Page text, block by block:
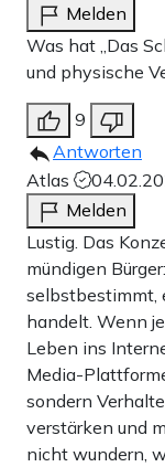
Melden
Was hat „Das
und physische
9
Antworten
Atlas
Melden
Lustig. Das
mündigen
selbstbestimmt,
handelt. Wenn
Leben ins
Media-
sondern
verstärken und
nicht wundern,